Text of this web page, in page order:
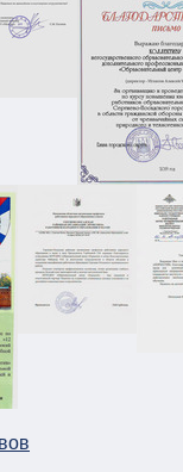
"НС-Ойл"
ПОДРОБНЕЕ
для
АТЗ
Правительства